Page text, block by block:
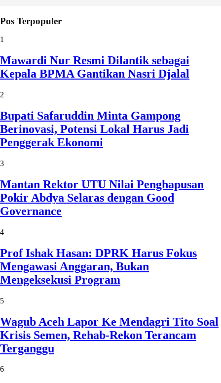
Pos Terpopuler
1
Mawardi Nur Resmi Dilantik sebagai
Kepala BPMA Gantikan Nasri Djalal
2
Bupati Safaruddin Minta Gampong
Berinovasi, Potensi Lokal Harus Jadi
Penggerak Ekonomi
3
Mantan Rektor UTU Nilai Penghapusan
Pokir Abdya Selaras dengan Good
Governance
4
Prof Ishak Hasan: DPRK Harus Fokus
Mengawasi Anggaran, Bukan
Mengeksekusi Program
5
Wagub Aceh Lapor Ke Mendagri Tito Soal
Krisis Semen, Rehab-Rekon Terancam
Terganggu
6